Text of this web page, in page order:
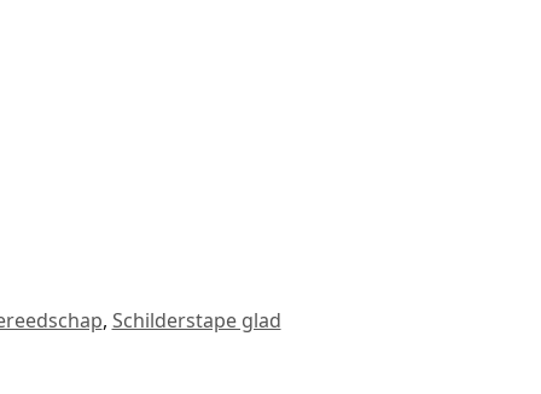
, Schilderstape glad